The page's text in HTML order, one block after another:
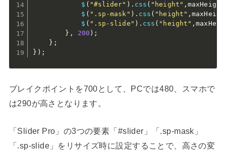
$ ( "#slider" ) . css ( "height" ,maxHeight
$ ( ".sp-mask" ) . css ( "height" ,
$ ( ".sp-slide" ) . css ( "height" ,
} , 200 ) ;
} ;
} ) ;
ブレイクポイントを700として、PCでは480、スマホで
は290が高さとなります。
「Slider Pro」の3つの要素「#slider」「.sp-mask」
「.sp-slide」をリサイズ時に設定することで、高さの変